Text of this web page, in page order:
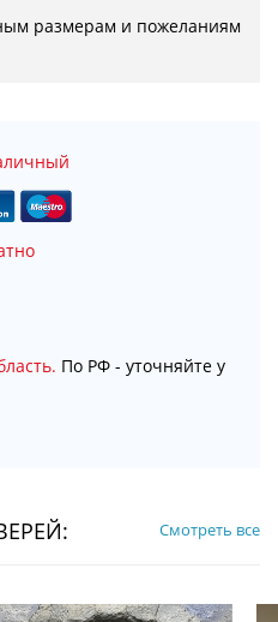
размерам и пожеланиям
По РФ - уточняйте у
Смотреть все